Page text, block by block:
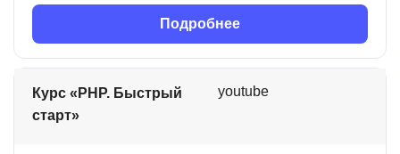
Подробнее
Курс «PHP. Быстрый
старт»
youtube